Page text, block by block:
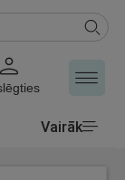
Vairāk